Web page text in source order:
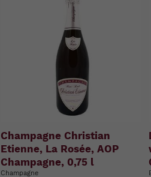
Champagne Christian
Etienne, La Rosée, AOP
Champagne, 0,75 l
Champagne